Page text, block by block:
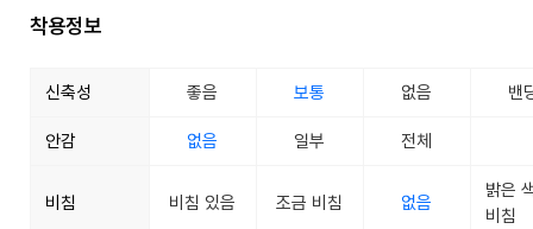
착용정보
신축성 좋음 보통 없음 밴
안감 없음 일부 전체
비침 비침 있음 조금 비침 없음
밝은
비침